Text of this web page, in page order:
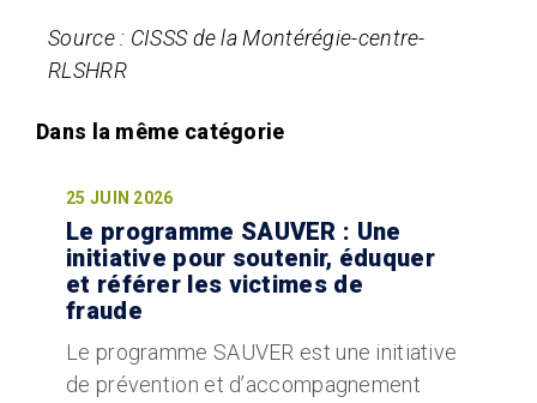
Source : CISSS de la Montérégie-centre-
RLSHRR
25 JUIN 2026
Le programme SAUVER : Une
initiative pour soutenir, éduquer
et référer les victimes de
fraude
Le programme SAUVER est une initiative
de prévention et d’accompagnement